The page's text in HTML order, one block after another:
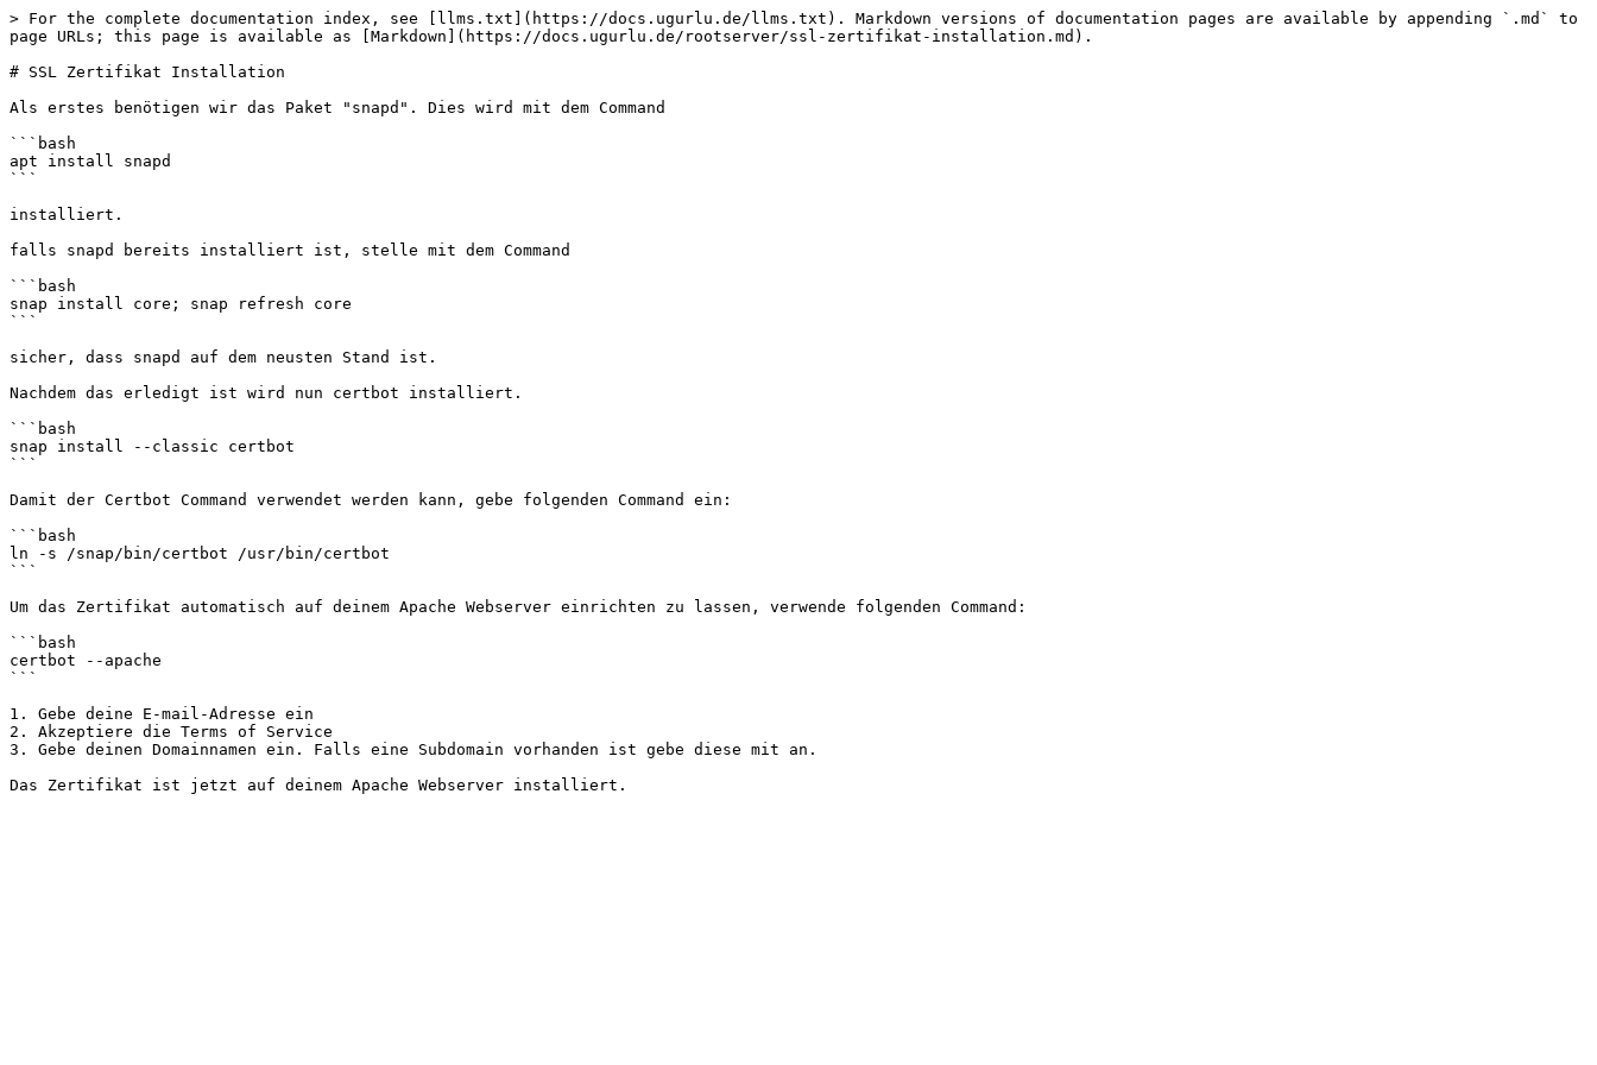
> For the complete documentation index, see [llms.txt](https://docs.ugurlu.de/llms.txt). Markdown versions of documentation pages are available by appending `.md` to
page URLs; this page is available as [Markdown](https://docs.ugurlu.de/rootserver/ssl-zertifikat-installation.md).
# SSL Zertifikat Installation
Als erstes benötigen wir das Paket "snapd". Dies wird mit dem Command
```bash
apt install snapd
```
installiert.
falls snapd bereits installiert ist, stelle mit dem Command
```bash
snap install core; snap refresh core
```
sicher, dass snapd auf dem neusten Stand ist.
Nachdem das erledigt ist wird nun certbot installiert.
```bash
snap install --classic certbot
```
Damit der Certbot Command verwendet werden kann, gebe folgenden Command ein:
```bash
ln -s /snap/bin/certbot /usr/bin/certbot
```
Um das Zertifikat automatisch auf deinem Apache Webserver einrichten zu lassen, verwende folgenden Command:
```bash
certbot --apache
```
1. Gebe deine E-mail-Adresse ein
2. Akzeptiere die Terms of Service
3. Gebe deinen Domainnamen ein. Falls eine Subdomain vorhanden ist gebe diese mit an.